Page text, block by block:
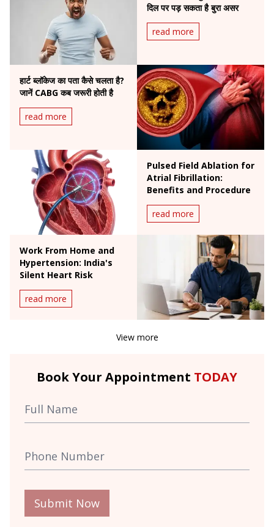
दिल पर पड़ सकता है बुरा असर
read more
हार्ट ब्लॉकेज का पता कैसे चलता है?
जानें CABG कब जरूरी होती है
read more
Pulsed Field Ablation for
Atrial Fibrillation:
Benefits and Procedure
read more
Work From Home and
Hypertension: India's
Silent Heart Risk
read more
View more
Book Your Appointment TODAY
Submit Now